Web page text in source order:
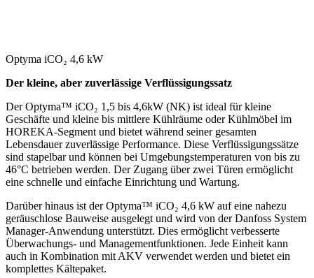
Optyma iCO₂ 4,6 kW
Der kleine, aber zuverlässige Verflüssigungssatz
Der Optyma™ iCO₂ 1,5 bis 4,6kW (NK) ist ideal für kleine
Geschäfte und kleine bis mittlere Kühlräume oder Kühlmöbel im
HOREKA-Segment und bietet während seiner gesamten
Lebensdauer zuverlässige Performance. Diese Verflüssigungssätze
sind stapelbar und können bei Umgebungstemperaturen von bis zu
46°C betrieben werden. Der Zugang über zwei Türen ermöglicht
eine schnelle und einfache Einrichtung und Wartung.
Darüber hinaus ist der Optyma™ iCO₂ 4,6 kW auf eine nahezu
geräuschlose Bauweise ausgelegt und wird von der Danfoss System
Manager-Anwendung unterstützt. Dies ermöglicht verbesserte
Überwachungs- und Managementfunktionen. Jede Einheit kann
auch in Kombination mit AKV verwendet werden und bietet ein
komplettes Kältepaket.